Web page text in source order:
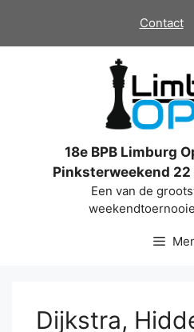
de
Contact
18e BPB Limburg
Pinksterweekend
Een van de
Dijkstra,